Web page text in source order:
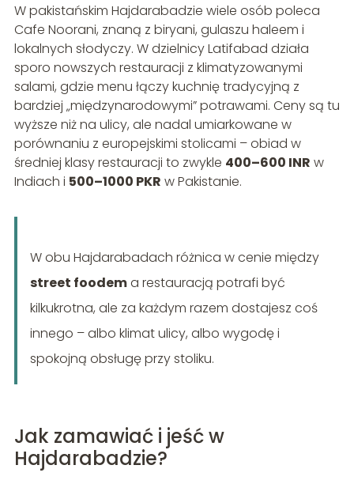
W pakistańskim Hajdarabadzie wiele osób poleca
Cafe Noorani, znaną z biryani, gulaszu haleem i
lokalnych słodyczy. W dzielnicy Latifabad działa
sporo nowszych restauracji z klimatyzowanymi
salami, gdzie menu łączy kuchnię tradycyjną z
bardziej „międzynarodowymi” potrawami. Ceny są tu
wyższe niż na ulicy, ale nadal umiarkowane w
porównaniu z europejskimi stolicami – obiad w
średniej klasy restauracji to zwykle 400–600 INR w
Indiach i 500–1000 PKR w Pakistanie.
W obu Hajdarabadach różnica w cenie między
street foodema restauracją potrafi być
kilkukrotna, ale za każdym razem dostajesz coś
innego – albo klimat ulicy, albo wygodę i
spokojną obsługę przy stoliku.
Jak zamawiać i jeść w
Hajdarabadzie?